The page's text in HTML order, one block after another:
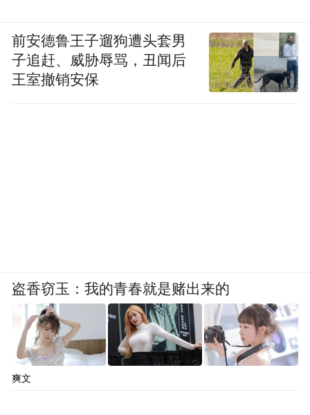
前安德鲁王子遛狗遭头套男
子追赶、威胁辱骂，丑闻后
王室撤销安保
盗香窃玉：我的青春就是赌出来的
爽文